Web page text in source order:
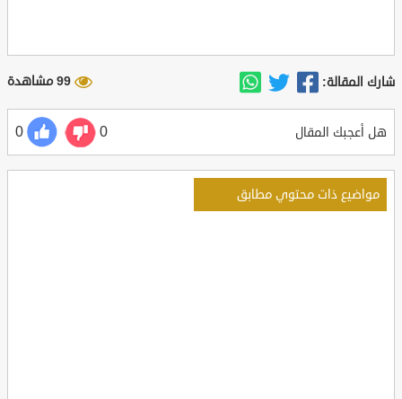
شارك المقالة: 99 مشاهدة
هل أعجبك المقال 0
0
مواضيع ذات محتوي مطابق